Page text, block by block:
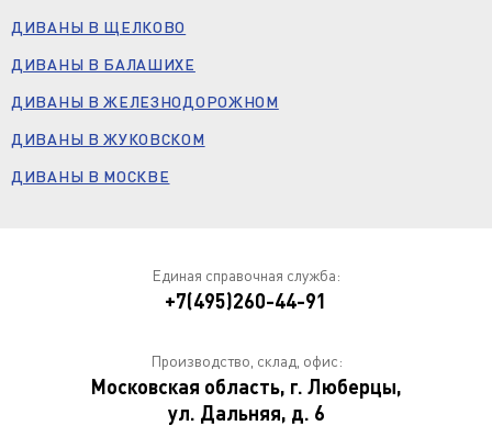
ДИВАНЫ В ЩЕЛКОВО
ДИВАНЫ В БАЛАШИХЕ
ДИВАНЫ В ЖЕЛЕЗНОДОРОЖНОМ
ДИВАНЫ В ЖУКОВСКОМ
ДИВАНЫ В МОСКВЕ
Единая справочная служба:
+7(495)260-44-91
Производство, склад, офис:
Московская область, г. Люберцы,
ул. Дальняя, д. 6